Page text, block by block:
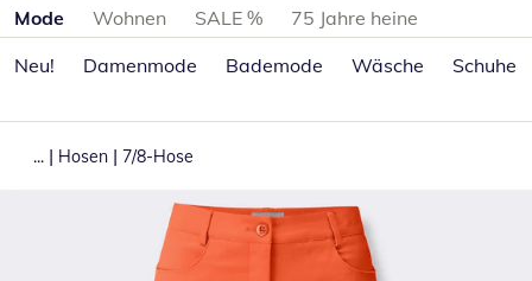
Produktkategorien überspringen
Mode Wohnen SALE %
75 Jahre heine
Neu!
Damenmode Bademode Wäsche Schuhe
... | Hosen | 7/8-Hose